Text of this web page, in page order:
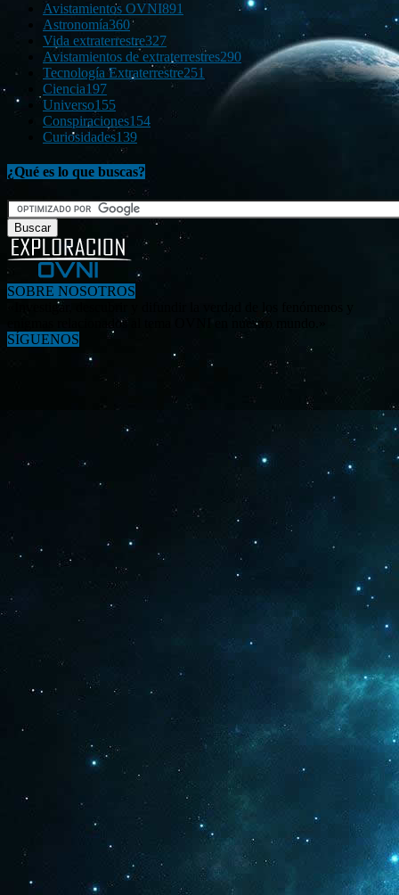
Avistamientos OVNI891
Astronomía360
Vida extraterrestre327
Avistamientos de extraterrestres290
Tecnología Extraterrestre251
Ciencia197
Universo155
Conspiraciones154
Curiosidades139
¿Qué es lo que buscas?
SOBRE NOSOTROS
«Investigar, descubrir y difundir la verdad de los fenómenos y
enigmas relacionados al tema OVNI en nuestro mundo.»
SÍGUENOS